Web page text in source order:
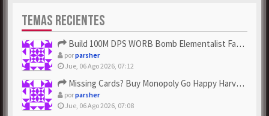
TEMAS RECIENTES
Build 100M DPS WORB Bomb Elementalist Fast - Grab POE Curren...
porparsher
Jue, 06 Ago 2026, 07:12
Missing Cards? Buy Monopoly Go Happy Harvest with Looney Tun...
porparsher
Jue, 06 Ago 2026, 07:08